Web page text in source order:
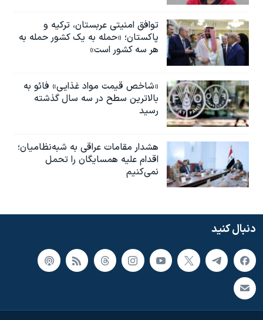
توافق امنیتی عربستان، ترکیه و
پاکستان؛ «حمله به یک کشور حمله به
هر سه کشور است»
«شاخص قیمت مواد غذایی» فائو به
بالاترین سطح در سه سال گذشته
رسید
هشدار مقامات عراقی به شبه‌نظامیان؛
اقدام علیه همسایگان را تحمل
نمی‌کنیم
دنبال کنید